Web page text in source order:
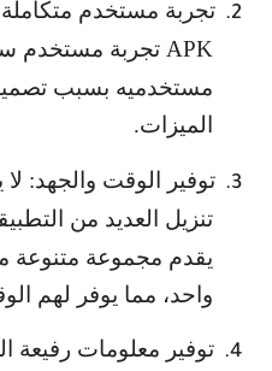
2. تجربة مستخدم
APKتجربة مستخدم
مستخدميه بسبب
الميزات.
3.
توفير الوقت والجهد:
تنزيل العديد من
يقدم مجموعة
واحد، مما يوفر لهم
4. توفير معلومات رفيعة